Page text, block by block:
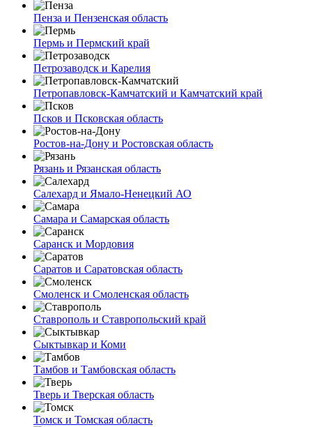
Пенза и Пензенская область
Пермь и Пермский край
Петрозаводск и Карелия
Петропавловск-Камчатский и Камчатский край
Псков и Псковская область
Ростов-на-Дону и Ростовская область
Рязань и Рязанская область
Салехард и Ямало-Ненецкий АО
Самара и Самарская область
Саранск и Мордовия
Саратов и Саратовская область
Смоленск и Смоленская область
Ставрополь и Ставропольский край
Сыктывкар и Коми
Тамбов и Тамбовская область
Тверь и Тверская область
Томск и Томская область